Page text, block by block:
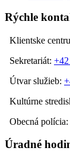
Rýchle
Klientske
Sekretariát:
Útvar služieb:
Kultúrne
Obecná polícia:
Úradné